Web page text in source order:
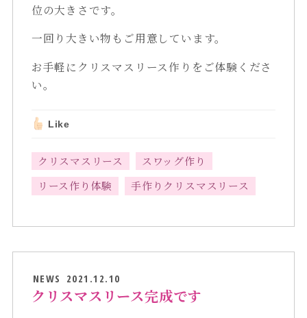
位の大きさです。
一回り大きい物もご用意しています。
お手軽にクリスマスリース作りをご体験くださ
い。
Like
クリスマスリース
スワッグ作り
リース作り体験
手作りクリスマスリース
NEWS 2021.12.10
クリスマスリース完成です